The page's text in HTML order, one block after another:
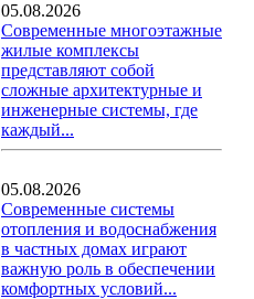
05.08.2026
Современные многоэтажные
жилые комплексы
представляют собой
сложные архитектурные и
инженерные системы, где
каждый...
05.08.2026
Современные системы
отопления и водоснабжения
в частных домах играют
важную роль в обеспечении
комфортных условий...